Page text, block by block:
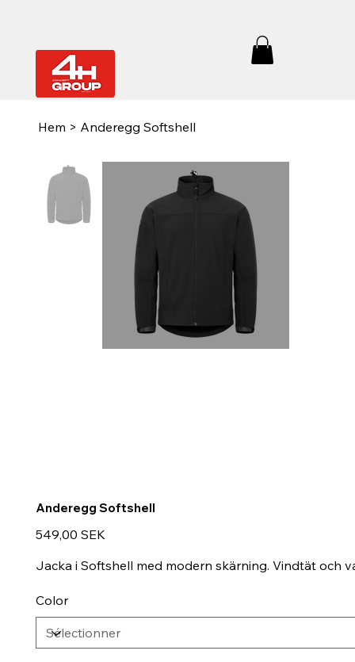
Hem > Anderegg Softshell
Anderegg Softshell
Prix
549,00 SEK
Jacka i Softshell med modern skärning. Vindtät och
Color